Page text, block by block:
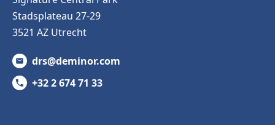
Stadsplateau 27-29
3521 AZ Utrecht
drs@deminor.com
+32 2 674 71 33